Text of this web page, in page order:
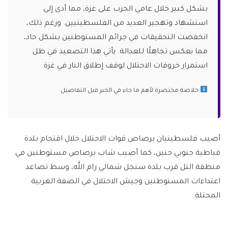
بشكل كبير خلال عامي الحرب على غزة، مما أدى إلى
استشهاد وتهجير العديد من الفلسطينيين. ورغم ذلك،
انخفضت التحقيقات في جرائم المستوطنين بشكل حاد،
مما يعكس تجاهلًا للعدالة. يأتي هذا التصعيد في ظل
استمرار خروقات الاحتلال لوقف إطلاق النار في غزة.
خلاصة مختصرة لأهم ما جاء في الخبر قبل التفاصيل
أصيب فلسطينيان برصاص قوات الاحتلال خلال اقتحام بلدة
قباطية جنوبي جنين، كما أصيب شاب برصاص مستوطنين في
منطقة التل قرب بلدة سنجل شمالي رام الله، وسط تصاعد
اعتداءات المستوطنين وجيش الاحتلال في الضفة الغربية
المحتلة.